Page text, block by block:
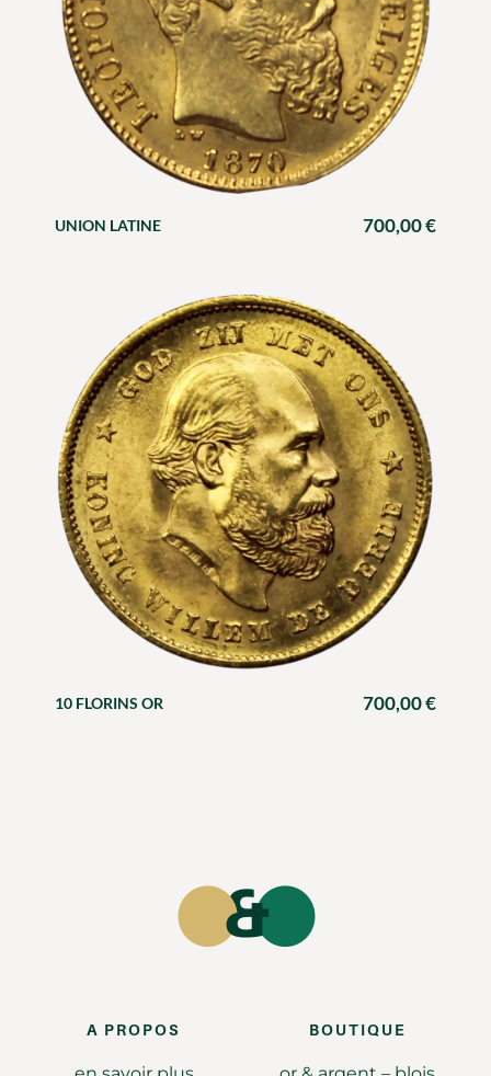
UNION LATINE 700,00€
10 FLORINS OR 700,00€
A PROPOS BOUTIQUE